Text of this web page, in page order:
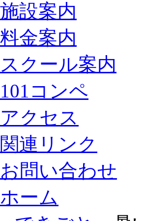
施設案内
料金案内
スクール案内
101コンペ
アクセス
関連リンク
お問い合わせ
ホーム